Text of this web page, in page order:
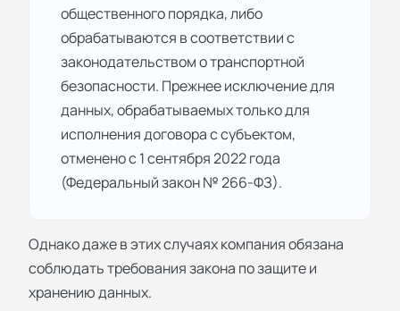
общественного порядка, либо
обрабатываются в соответствии с
законодательством о транспортной
безопасности. Прежнее исключение для
данных, обрабатываемых только для
исполнения договора с субъектом,
отменено с 1 сентября 2022 года
(Федеральный закон № 266-ФЗ).
Однако даже в этих случаях компания обязана
соблюдать требования закона по защите и
хранению данных.